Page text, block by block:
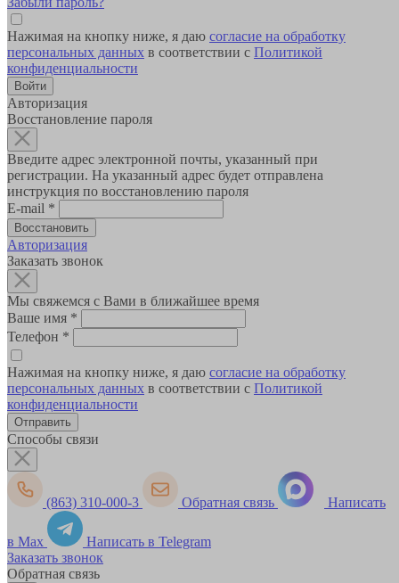
Нажимая на кнопку ниже, я даю согласие на обработку
персональных данных в соответствии с Политикой
конфиденциальности
Авторизация
Восстановление пароля
Введите адрес электронной почты, указанный при
регистрации. На указанный адрес будет отправлена
инструкция по восстановлению пароля
E-mail *
Авторизация
Заказать звонок
Мы свяжемся с Вами в ближайшее время
Ваше имя *
Телефон *
Нажимая на кнопку ниже, я даю согласие на обработку
персональных данных в соответствии с Политикой
конфиденциальности
Способы связи
(863) 310-000-3 Обратная связь Написать
в Max
Написать в Telegram
Заказать звонок
Обратная связь